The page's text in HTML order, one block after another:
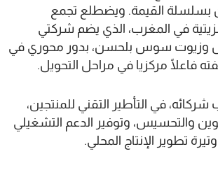
بسلسلة القيمة. ويضطلع تجمع
في المغرب، الذي يضم شركتي
وزيوت سوس بلحسن، بدور محوري في
فاعلًا مركزيا في مراحل التحويل.
في التأطير التقني للمنتجين،
والتحسيس، وتوفير الدعم التشغيلي
تطوير الإنتاج المحلي.